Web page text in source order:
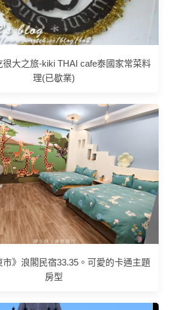
很大之旅-kiki THAI cafe泰國家常菜料
理(已歇業)
市》浪閣民宿33.35。可愛的卡通主題
房型